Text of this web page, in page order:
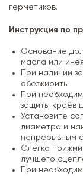
герметиков.
Инструкция по
Основание
масла или
При наличии
обезжирить.
При
защиты краёв
Установите
диаметра и
непрерывным
Слегка
лучшего
При